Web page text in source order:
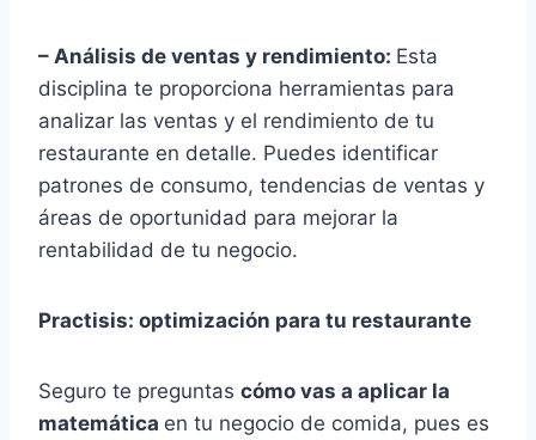
– Análisis de ventas y rendimiento: Esta
disciplina te proporciona herramientas para
analizar las ventas y el rendimiento de tu
restaurante en detalle. Puedes identificar
patrones de consumo, tendencias de ventas y
áreas de oportunidad para mejorar la
rentabilidad de tu negocio.
Practisis: optimización para tu restaurante
Seguro te preguntas cómo vas a aplicar la
matemática en tu negocio de comida, pues es